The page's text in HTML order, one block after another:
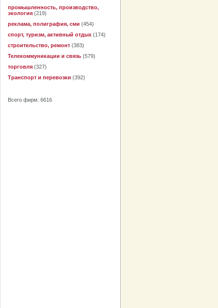
промышленность, производство,
экология (219)
реклама, полиграфия, сми (454)
спорт, туризм, активный отдых (174)
строительство, ремонт (383)
Телекоммуникации и связь (579)
торговля (327)
Транспорт и перевозки (392)
Всего фирм: 6616